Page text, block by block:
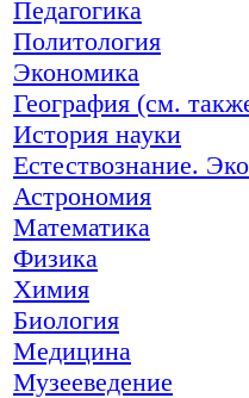
Педагогика
Политология
Экономика
География (см.
История науки
Естествознание.
Астрономия
Математика
Физика
Химия
Биология
Медицина
Музееведение